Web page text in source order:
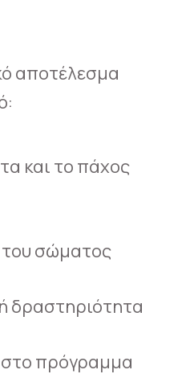
αποτέλεσμα
και το πάχος
του σώματος
δραστηριότητα
στο πρόγραμμα